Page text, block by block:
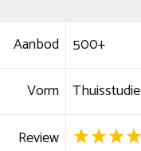
Aanbod 500+
Vorm Thuisstudie
Review